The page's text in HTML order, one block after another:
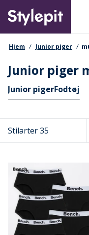
main
content
Primary
Hjem Junior piger
Junior piger
Hurtige links
Junior pigerFodtøj
Stilarter 35